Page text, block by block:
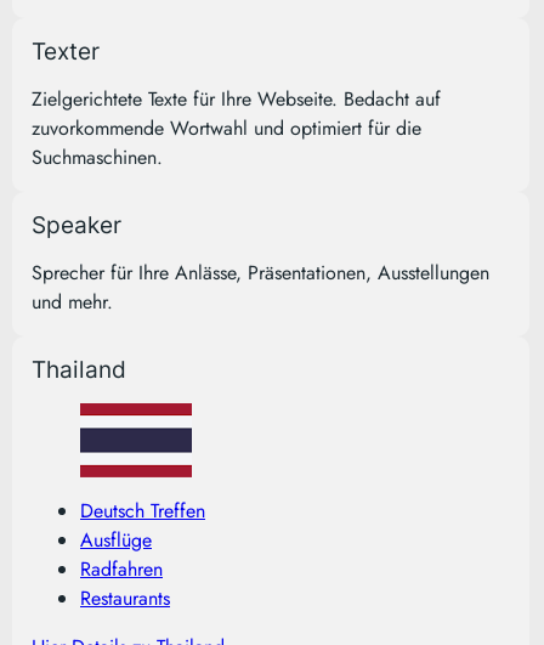
Texter
Zielgerichtete Texte für Ihre Webseite. Bedacht auf
zuvorkommende Wortwahl und optimiert für die
Suchmaschinen.
Speaker
Sprecher für Ihre Anlässe, Präsentationen, Ausstellungen
und mehr.
Thailand
Deutsch Treffen
Ausflüge
Radfahren
Restaurants